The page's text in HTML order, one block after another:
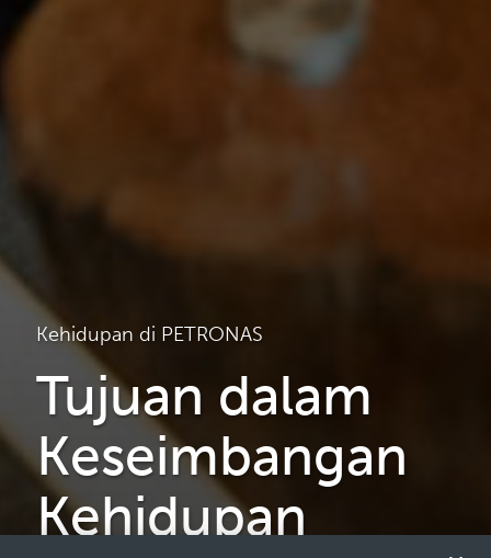
Kehidupan di PETRONAS
Tujuan dalam
Keseimbangan
Kehidupan